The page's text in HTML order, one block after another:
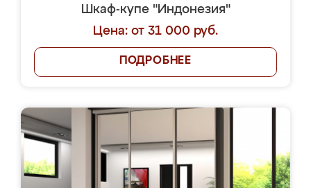
Шкаф-купе "Индонезия"
Цена: от 31 000 руб.
ПОДРОБНЕЕ